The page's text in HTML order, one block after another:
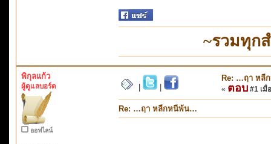
~รวมทุก
พิกุลแก้ว
ผู้ดูแลบอร์ด
ออฟไลน์
Re: …ฤา หลี
« ตอบ #1 เมื่
Re: …ฤา หลีกหนีพ้น…